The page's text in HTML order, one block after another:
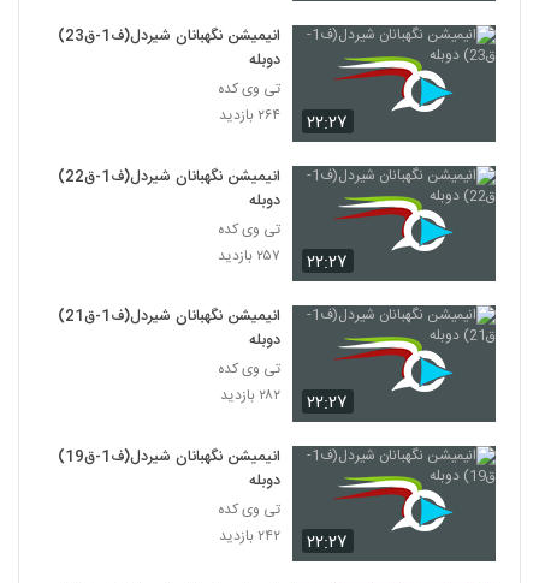
۲۲:۲۷
انیمیشن نگهبانان شیردل(ف1-ق23)
دوبله
تی وی کده
۲۶۴ بازدید
۲۲:۲۷
انیمیشن نگهبانان شیردل(ف1-ق22)
دوبله
تی وی کده
۲۵۷ بازدید
۲۲:۲۷
انیمیشن نگهبانان شیردل(ف1-ق21)
دوبله
تی وی کده
۲۸۲ بازدید
۲۲:۲۷
انیمیشن نگهبانان شیردل(ف1-ق19)
دوبله
تی وی کده
۲۴۲ بازدید